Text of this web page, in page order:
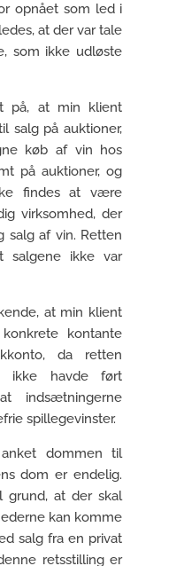
opnået som led i
at der var tale
som ikke udløste
på, at min klient
salg på auktioner,
køb af vin hos
på auktioner, og
findes at være
virksomhed, der
salg af vin. Retten
salgene ikke var
at min klient
kontante
da retten
ikke havde ført
indsætningerne
spillegevinster.
dommen til
dom er endelig.
at der skal
kan komme
salg fra en privat
retsstilling er